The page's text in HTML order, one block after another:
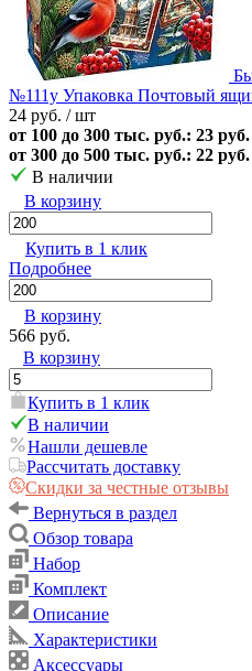
№111у Упаковка Почтовый
24 руб. / шт
от 100 до 300 тыс. руб.: 23 руб.
от 300 до 500 тыс. руб.: 22 руб.
В наличии
В корзину
Купить в 1 клик
Подробнее
В корзину
566 руб.
В корзину
Купить в 1 клик
В наличии
Нашли дешевле
Рассчитать доставку
Скидки за честные отзывы
Вернуться в раздел
Обзор товара
Набор
Комплект
Описание
Характеристики
Аксессуары